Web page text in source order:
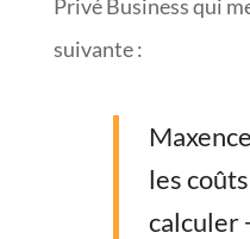
Privé Business qui
suivante :
les
calculer